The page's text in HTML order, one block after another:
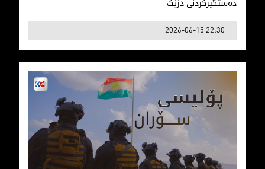
2026-06-15 22:30